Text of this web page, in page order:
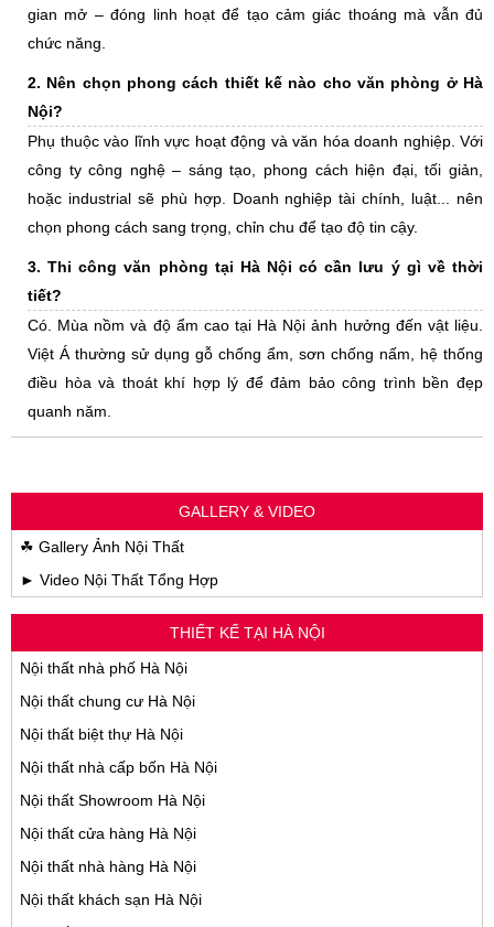
gian mở – đóng linh hoạt để tạo cảm giác thoáng mà vẫn đủ
chức năng.
2. Nên chọn phong cách thiết kế nào cho văn phòng ở Hà
Nội?
Phụ thuộc vào lĩnh vực hoạt động và văn hóa doanh nghiệp. Với
công ty công nghệ – sáng tạo, phong cách hiện đại, tối giản,
hoặc industrial sẽ phù hợp. Doanh nghiệp tài chính, luật... nên
chọn phong cách sang trọng, chỉn chu để tạo độ tin cậy.
3. Thi công văn phòng tại Hà Nội có cần lưu ý gì về thời
tiết?
Có. Mùa nồm và độ ẩm cao tại Hà Nội ảnh hưởng đến vật liệu.
Việt Á thường sử dụng gỗ chống ẩm, sơn chống nấm, hệ thống
điều hòa và thoát khí hợp lý để đảm bảo công trình bền đẹp
quanh năm.
GALLERY & VIDEO
☘ Gallery Ảnh Nội Thất
► Video Nội Thất Tổng Hợp
THIẾT KẾ TẠI HÀ NỘI
Nội thất nhà phố Hà Nội
Nội thất chung cư Hà Nội
Nội thất biệt thự Hà Nội
Nội thất nhà cấp bốn Hà Nội
Nội thất Showroom Hà Nội
Nội thất cửa hàng Hà Nội
Nội thất nhà hàng Hà Nội
Nội thất khách sạn Hà Nội